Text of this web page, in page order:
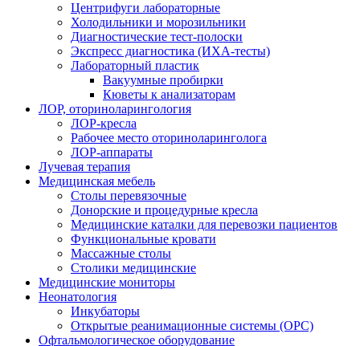
Центрифуги лабораторные
Холодильники и морозильники
Диагностические тест-полоски
Экспресс диагностика (ИХА-тесты)
Лабораторный пластик
Вакуумные пробирки
Кюветы к анализаторам
ЛОР, оториноларингология
ЛОР-кресла
Рабочее место оториноларинголога
ЛОР-аппараты
Лучевая терапия
Медицинская мебель
Столы перевязочные
Донорские и процедурные кресла
Медицинские каталки для перевозки пациентов
Функциональные кровати
Массажные столы
Столики медицинские
Медицинские мониторы
Неонатология
Инкубаторы
Открытые реанимационные системы (ОРС)
Офтальмологическое оборудование